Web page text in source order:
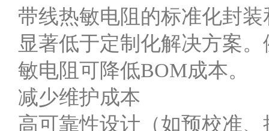
带线热敏电阻的标准化封
显著低于定制化解决方案
敏电阻可降低BOM成本。
减少维护成本
高可靠性设计（如预校准